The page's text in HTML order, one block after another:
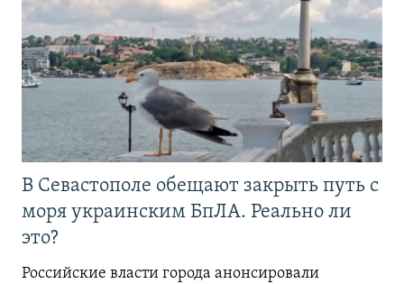
В Севастополе обещают закрыть путь с
моря украинским БпЛА. Реально ли
это?
Российские власти города анонсировали